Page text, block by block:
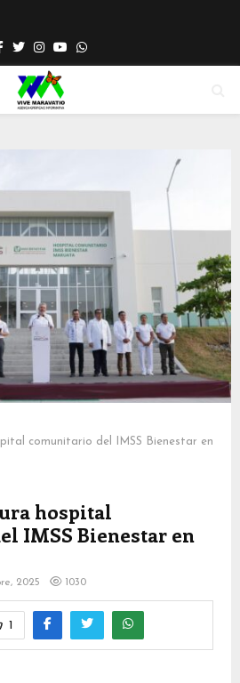
Facebook
TwitterInstagram
YoutubeWhatsapp
comunitario del IMSS Bienestar en
hospital
IMSS Bienestar en
2025 1030
1